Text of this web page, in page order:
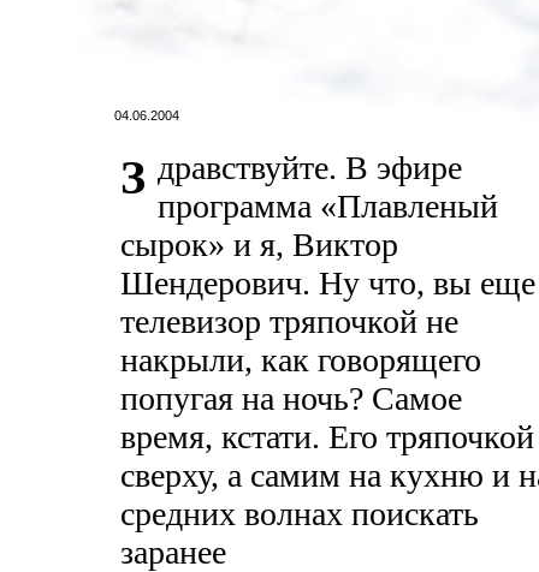
04.06.2004
З дравствуйте. В эфире
программа «Плавленый
сырок» и я, Виктор
Шендерович. Ну что, вы еще
телевизор тряпочкой не
накрыли, как говорящего
попугая на ночь? Самое
время, кстати. Его тряпочкой
сверху, а самим на кухню и
средних волнах поискать
заранее